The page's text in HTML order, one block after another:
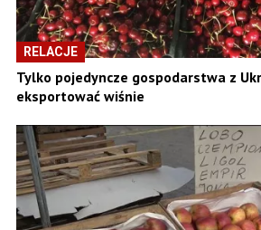
RELACJE
Tylko pojedyncze gospodarstwa z
eksportować wiśnie